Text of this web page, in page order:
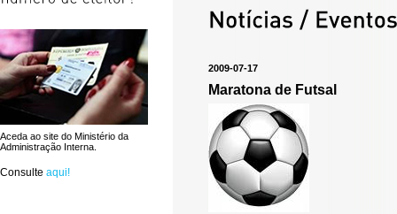
Aceda ao site do Ministério da
Administração Interna.
Consulte aqui!
2009-07-17
Maratona de Futsal